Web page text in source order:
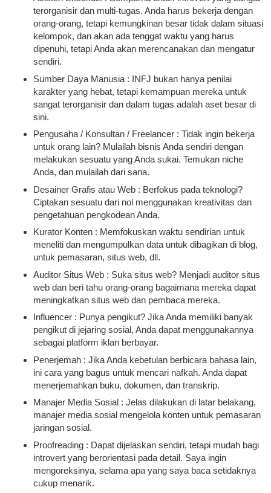
terorganisir dan multi-tugas. Anda harus bekerja dengan
orang-orang, tetapi kemungkinan besar tidak dalam situasi
kelompok, dan akan ada tenggat waktu yang harus
dipenuhi, tetapi Anda akan merencanakan dan mengatur
sendiri.
Sumber Daya Manusia : INFJ bukan hanya penilai
karakter yang hebat, tetapi kemampuan mereka untuk
sangat terorganisir dan dalam tugas adalah aset besar di
sini.
Pengusaha / Konsultan / Freelancer : Tidak ingin bekerja
untuk orang lain? Mulailah bisnis Anda sendiri dengan
melakukan sesuatu yang Anda sukai. Temukan niche
Anda, dan mulailah dari sana.
Desainer Grafis atau Web : Berfokus pada teknologi?
Ciptakan sesuatu dari nol menggunakan kreativitas dan
pengetahuan pengkodean Anda.
Kurator Konten : Memfokuskan waktu sendirian untuk
meneliti dan mengumpulkan data untuk dibagikan di blog,
untuk pemasaran, situs web, dll.
Auditor Situs Web : Suka situs web? Menjadi auditor situs
web dan beri tahu orang-orang bagaimana mereka dapat
meningkatkan situs web dan pembaca mereka.
Influencer : Punya pengikut? Jika Anda memiliki banyak
pengikut di jejaring sosial, Anda dapat menggunakannya
sebagai platform iklan berbayar.
Penerjemah : Jika Anda kebetulan berbicara bahasa lain,
ini cara yang bagus untuk mencari nafkah. Anda dapat
menerjemahkan buku, dokumen, dan transkrip.
Manajer Media Sosial : Jelas dilakukan di latar belakang,
manajer media sosial mengelola konten untuk pemasaran
jaringan sosial.
Proofreading : Dapat dijelaskan sendiri, tetapi mudah bagi
introvert yang berorientasi pada detail. Saya ingin
mengoreksinya, selama apa yang saya baca setidaknya
cukup menarik.